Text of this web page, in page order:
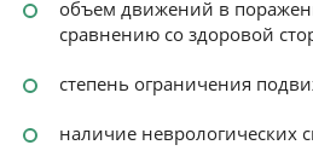
объем движений в
сравнению со здоровой
степень ограничения
наличие неврологических